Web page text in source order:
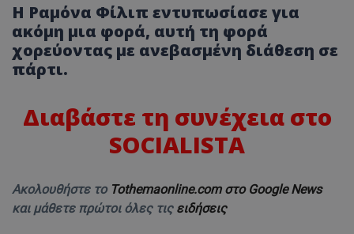
Η Ραμόνα Φίλιπ εντυπωσίασε για
ακόμη μια φορά, αυτή τη φορά
χορεύοντας με ανεβασμένη διάθεση σε
πάρτι.
Διαβάστε τη συνέχεια στο
SOCIALISTA
Ακολουθήστε το Tothemaonline.com στο Google News
και μάθετε πρώτοι όλες τις ειδήσεις